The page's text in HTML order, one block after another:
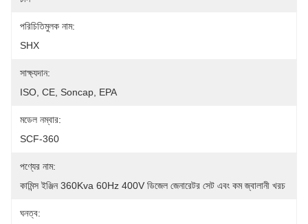
পরিচিতিমুলক নাম:
SHX
সাক্ষ্যদান:
ISO, CE, Soncap, EPA
মডেল নম্বার:
SCF-360
পণ্যের নাম:
কামিন্স ইঞ্জিন 360Kva 60Hz 400V ডিজেল জেনারেটর সেট এবং কম জ্বালানী খরচ
ঘনত্ব: